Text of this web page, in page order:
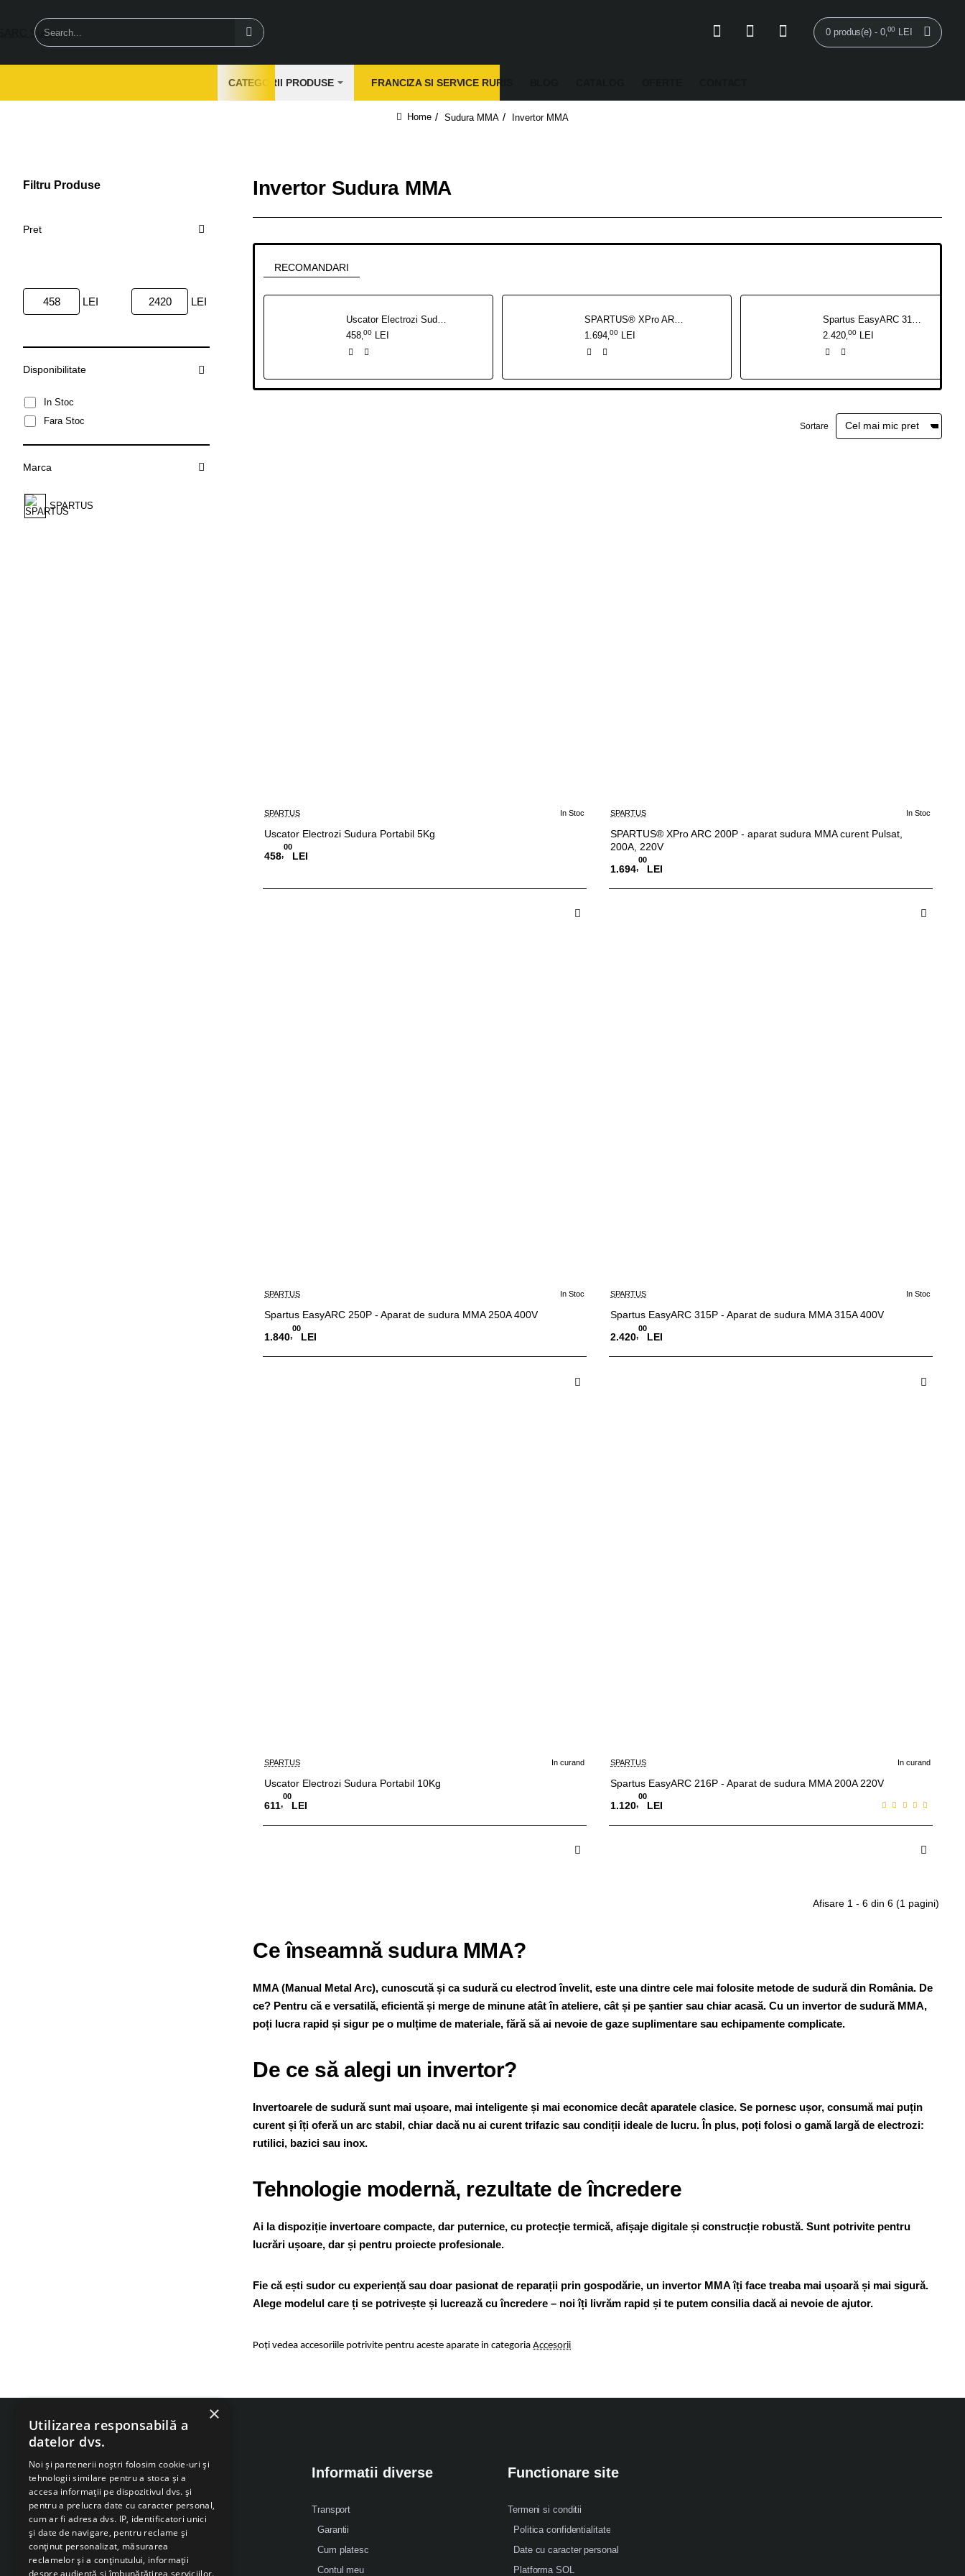
Search... 0 produs(e) - 0, 00 LEI
CATEGORII PRODUSE FRANCIZA SI SERVICE RURIS
Sudura MMA Invertor MMA
Filtru Produse
Pret
LEI LEI
Disponibilitate
In Stoc
Fara Stoc
Marca
SPARTUS
Invertor Sudura MMA
RECOMANDARI
458 00 LEI
1.694 00 LEI
2.420 00 LEI
Ce înseamnă sudura MMA?
MMA (Manual Metal Arc), cunoscută și ca sudură cu electrod învelit, este una dintre cele mai folosite metode de sudură din România. De
ce? Pentru că e versatilă, eficientă și merge de minune atât în ateliere, cât și pe șantier sau chiar acasă. Cu un invertor de sudură MMA,
poți lucra rapid și sigur pe o mulțime de materiale, fără să ai nevoie de gaze suplimentare sau echipamente complicate.
De ce să alegi un invertor?
Invertoarele de sudură sunt mai ușoare, mai inteligente și mai economice decât aparatele clasice. Se pornesc ușor, consumă mai puțin
curent și îți oferă un arc stabil, chiar dacă nu ai curent trifazic sau condiții ideale de lucru. În plus, poți folosi o gamă largă de electrozi:
rutilici, bazici sau inox.
Tehnologie modernă, rezultate de încredere
Ai la dispoziție invertoare compacte, dar puternice, cu protecție termică, afișaje digitale și construcție robustă. Sunt potrivite pentru
lucrări ușoare, dar și pentru proiecte profesionale.
Fie că ești sudor cu experiență sau doar pasionat de reparații prin gospodărie, un invertor MMA îți face treaba mai ușoară și mai sigură.
Alege modelul care ți se potrivește și lucrează cu încredere – noi îți livrăm rapid și te putem consilia dacă ai nevoie de ajutor.
Poți vedea accesoriile potrivite pentru aceste aparate in categoria Accesorii
Sortare
SPARTUS In Stoc
Uscator Electrozi Sudura Portabil 5Kg
458,
00
LEI
SPARTUS In Stoc
SPARTUS® XPro ARC 200P - aparat sudura MMA curent Pulsat,
200A, 220V
1.694,
00
LEI
SPARTUS In Stoc
Spartus EasyARC 250P - Aparat de sudura MMA 250A 400V
1.840,
00
LEI
SPARTUS In Stoc
Spartus EasyARC 315P - Aparat de sudura MMA 315A 400V
2.420,
00
LEI
SPARTUS In curand
Uscator Electrozi Sudura Portabil 10Kg
611,
00
LEI
SPARTUS In curand
Spartus EasyARC 216P - Aparat de sudura MMA 200A 220V
1.120,
00
LEI
Afisare 1 - 6 din 6 (1 pagini)
Despre Noi
Mobil: 0371 238 338
Email: office [@] sarcsudex.ro
Informatii diverse
Transport
Garantii
Cum platesc
Contul meu
Functionare site
Termeni si conditii
Politica confidentialitate
Date cu caracter personal
Platforma SOL
×
Utilizarea responsabilă a
datelor dvs.
Noi și partenerii noștri folosim cookie-uri și
tehnologii similare pentru a stoca și a
accesa informații pe dispozitivul dvs. și
pentru a prelucra date cu caracter personal,
cum ar fi adresa dvs. IP, identificatori unici
și date de navigare, pentru reclame și
conținut personalizat, măsurarea
reclamelor și a conținutului, informații
despre audiență și îmbunătățirea serviciilor.